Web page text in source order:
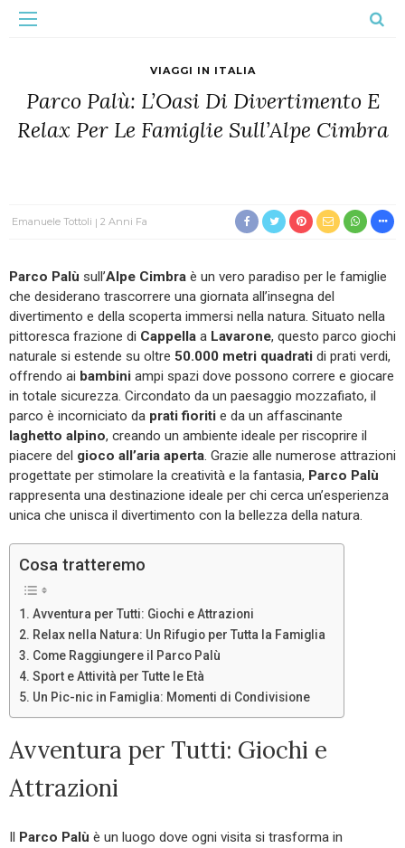
VIAGGI IN ITALIA
Parco Palù: L’Oasi Di Divertimento E
Relax Per Le Famiglie Sull’Alpe Cimbra
Emanuele Tottoli 2 Anni Fa
Parco Palù sull’Alpe Cimbra è un vero paradiso per le famiglie
che desiderano trascorrere una giornata all’insegna del
divertimento e della scoperta immersi nella natura. Situato nella
pittoresca frazione di Cappella a Lavarone, questo parco giochi
naturale si estende su oltre 50.000 metri quadrati di prati verdi,
offrendo ai bambini ampi spazi dove possono correre e giocare
in totale sicurezza. Circondato da un paesaggio mozzafiato, il
parco è incorniciato da prati fioriti e da un affascinante
laghetto alpino, creando un ambiente ideale per riscoprire il
piacere del gioco all’aria aperta. Grazie alle numerose attrazioni
progettate per stimolare la creatività e la fantasia, Parco Palù
rappresenta una destinazione ideale per chi cerca un’esperienza
unica che unisca il divertimento con la bellezza della natura.
Cosa tratteremo
Avventura per Tutti: Giochi e Attrazioni
Relax nella Natura: Un Rifugio per Tutta la Famiglia
Come Raggiungere il Parco Palù
Sport e Attività per Tutte le Età
Un Pic-nic in Famiglia: Momenti di Condivisione
Avventura per Tutti: Giochi e
Attrazioni
Parco Palù è un luogo dove ogni visita si trasforma in